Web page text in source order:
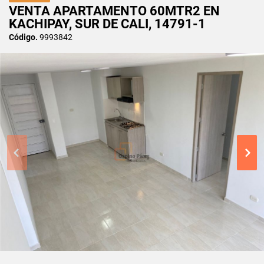
VENTA APARTAMENTO 60MTR2 EN
KACHIPAY, SUR DE CALI, 14791-1
Código. 9993842